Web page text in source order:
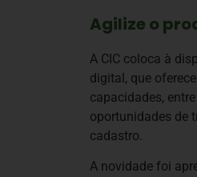
Agilize o
A CIC coloca à
digital, que
capacidades,
oportunidades de
cadastro.
A novidade foi